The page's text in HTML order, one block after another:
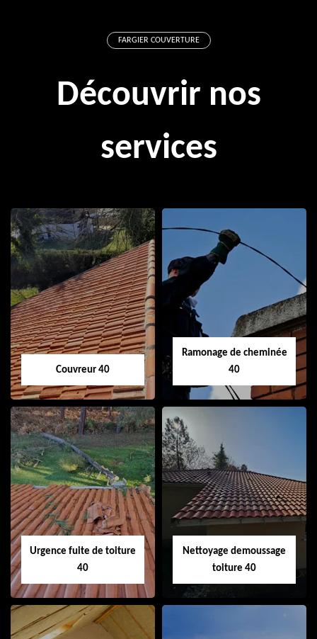
FARGIER COUVERTURE
Découvrir nos
services
Couvreur 40
Couvreur 40
Ramonage de cheminée
40
Ramonage de
cheminée 40
Urgence fuite de toiture
40
Nettoyage demoussage
toiture 40